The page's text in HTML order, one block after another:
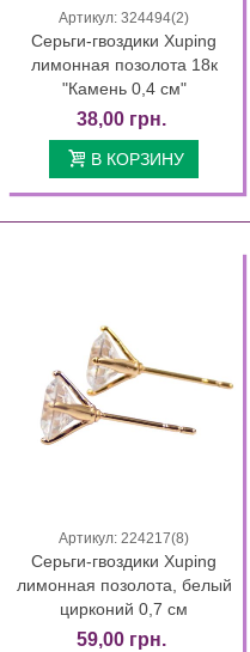
Быстрый просмотр
Артикул: 324494(2)
Серьги-гвоздики Xuping
лимонная позолота 18к
"Камень 0,4 см"
38,00 грн.
В КОРЗИНУ
Быстрый просмотр
Артикул: 224217(8)
Серьги-гвоздики Xuping
лимонная позолота, белый
цирконий 0,7 см
59,00 грн.